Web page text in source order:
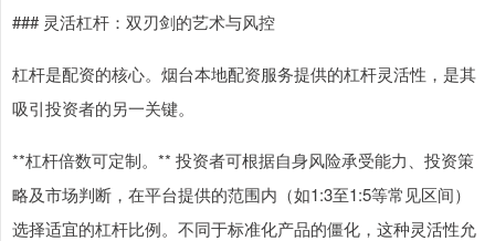
### 灵活杠杆：双刃剑的艺术与风控
杠杆是配资的核心。烟台本地配资服务提供的杠杆灵活性，是其
吸引投资者的另一关键。
**杠杆倍数可定制。** 投资者可根据自身风险承受能力、投资策
略及市场判断，在平台提供的范围内（如1:3至1:5等常见区间）
选择适宜的杠杆比例。不同于标准化产品的僵化，这种灵活性允